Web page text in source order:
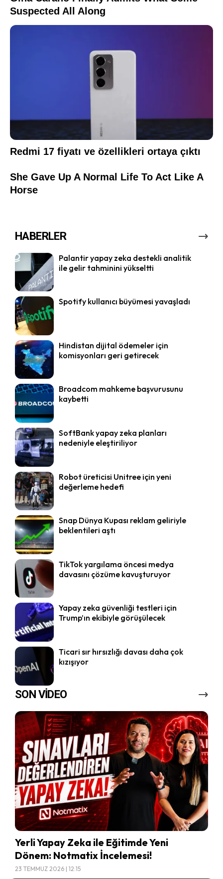
HABERLER
Palantir yapay zeka destekli analitik
ile gelir tahminini yükseltti
Spotify kullanıcı büyümesi yavaşladı
Hindistan dijital ödemeler için
komisyonları geri getirecek
Broadcom mahkeme başvurusunu
kaybetti
SoftBank yapay zeka planları
nedeniyle eleştiriliyor
Robot üreticisi Unitree için yeni
değerleme hedefi
Snap Dünya Kupası reklam geliriyle
beklentileri aştı
TikTok yargılama öncesi medya
davasını çözüme kavuşturuyor
Yapay zeka güvenliği testleri için
Trump’ın ekibiyle görüşülecek
Ticari sır hırsızlığı davası daha çok
kızışıyor
SON VİDEO
Yerli Yapay Zeka ile Eğitimde Yeni
Dönem: Notmatix İncelemesi!
23 TEMMUZ 2026 | 12:15